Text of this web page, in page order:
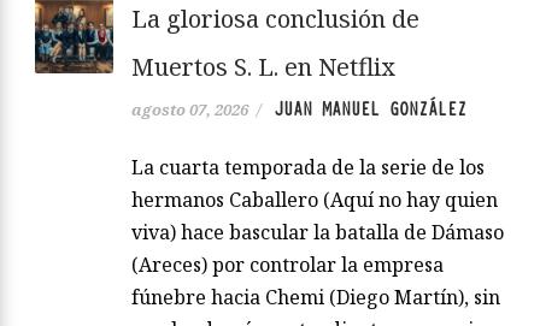
La gloriosa conclusión de
Muertos S. L. en Netflix
agosto 07, 2026 / JUAN MANUEL GONZÁLEZ
La cuarta temporada de la serie de los
hermanos Caballero (Aquí no hay quien
viva) hace bascular la batalla de Dámaso
(Areces) por controlar la empresa
fúnebre hacia Chemi (Diego Martín), sin